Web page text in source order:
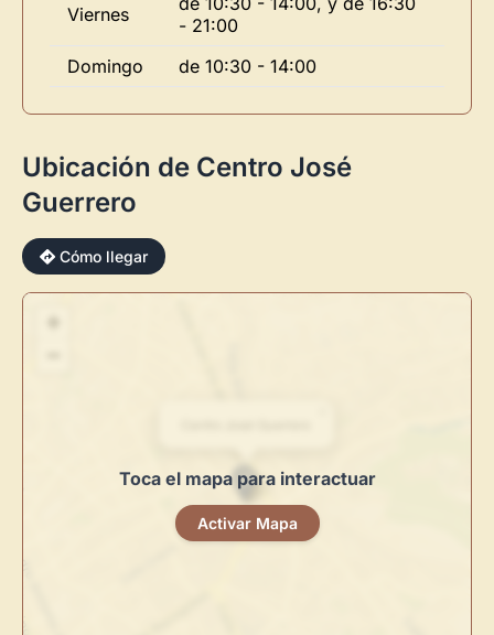
Viernes
- 21:00
Domingo
de 10:30 - 14:00
Ubicación de Centro José
Guerrero
Cómo llegar
+
Toca el mapa para interactuar
Activar Mapa
Directorio de Arteestrena su nuevoPanel de Usuario
centro de control para gestionar todo tu arte.